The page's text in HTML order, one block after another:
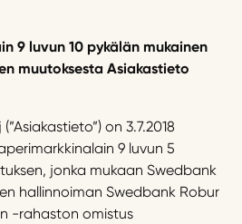
9 luvun 10 pykälän mukainen
muutoksesta Asiakastieto
on 3.7.2018
9 luvun 5
jonka mukaan Swedbank
hallinnoiman Swedbank Robur
-rahaston omistus